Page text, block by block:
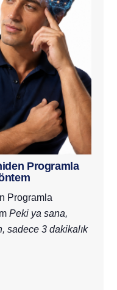
Programla
Programla
Peki ya sana,
sadece 3 dakikalık